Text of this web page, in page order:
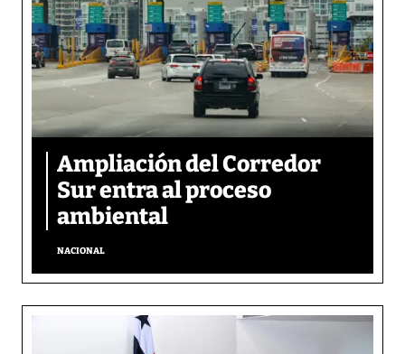
Ampliación del Corredor
Sur entra al proceso
ambiental
NACIONAL